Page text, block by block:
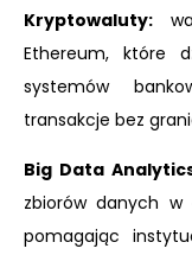
Kryptowaluty:
Ethereum, które
systemów
transakcje bez
Big Data
zbiorów danych
pomagając